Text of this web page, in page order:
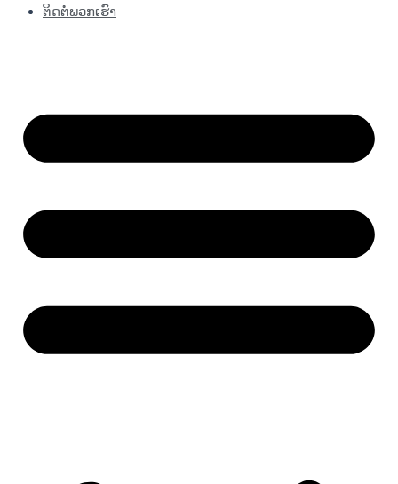
ຕິດຕໍ່ພວກເຮົາ